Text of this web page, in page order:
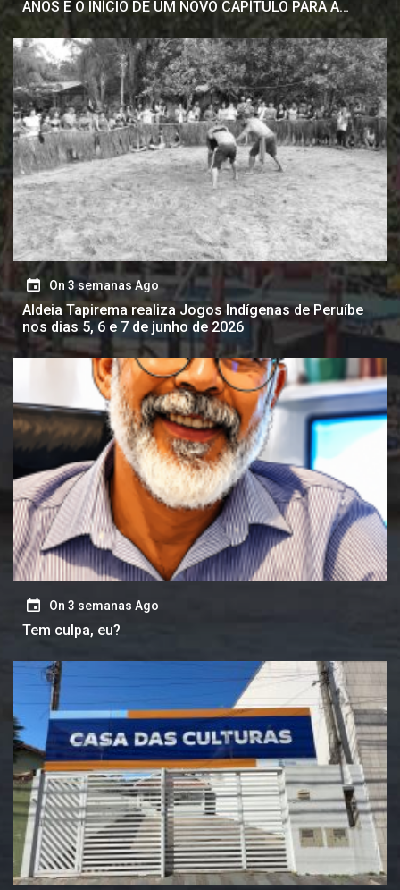
ANOS E O INÍCIO DE UM NOVO CAPÍTULO PARA A
CIDADE
On 3 semanas Ago
Aldeia Tapirema realiza Jogos Indígenas de Peruíbe
nos dias 5, 6 e 7 de junho de 2026
On 3 semanas Ago
Tem culpa, eu?